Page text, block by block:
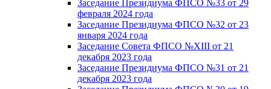
Заседание Президиума ФПСО №33 от 29
февраля 2024 года
Заседание Президиума ФПСО №32 от 23
января 2024 года
Заседание Совета ФПСО №XIII от 21
декабря 2023 года
Заседание Президиума ФПСО №31 от 21
декабря 2023 года